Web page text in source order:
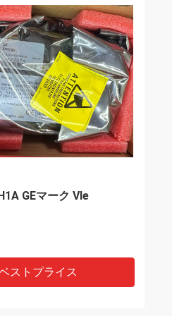
IS200DAMDG1A GE
ストプライス